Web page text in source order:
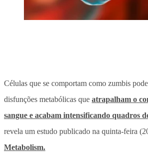
Células que se comportam como zumbis
disfunções metabólicas que atrapalham o
sangue e acabam intensificando quadros
revela um estudo publicado na quinta-feira
Metabolism.